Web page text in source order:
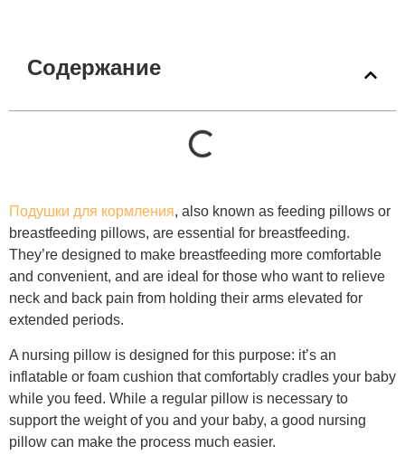
Содержание
Подушки для кормления, also known as feeding pillows or
breastfeeding pillows, are essential for breastfeeding.
They’re designed to make breastfeeding more comfortable
and convenient, and are ideal for those who want to relieve
neck and back pain from holding their arms elevated for
extended periods.
A nursing pillow is designed for this purpose: it’s an
inflatable or foam cushion that comfortably cradles your baby
while you feed. While a regular pillow is necessary to
support the weight of you and your baby, a good nursing
pillow can make the process much easier.